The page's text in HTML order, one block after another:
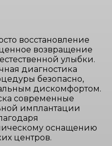
восстановление
возвращение
улыбки.
диагностика
безопасно,
дискомфортом.
современные
имплантации
оснащению
центров.